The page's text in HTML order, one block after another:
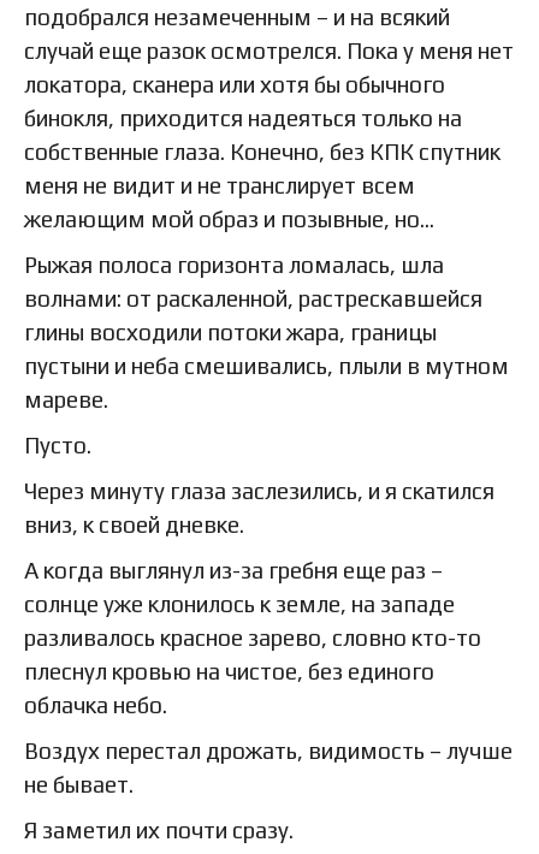
подобрался незамеченным – и на всякий
случай еще разок осмотрелся. Пока у меня нет
локатора, сканера или хотя бы обычного
бинокля, приходится надеяться только на
собственные глаза. Конечно, без КПК спутник
меня не видит и не транслирует всем
желающим мой образ и позывные, но…
Рыжая полоса горизонта ломалась, шла
волнами: от раскаленной, растрескавшейся
глины восходили потоки жара, границы
пустыни и неба смешивались, плыли в мутном
мареве.
Пусто.
Через минуту глаза заслезились, и я скатился
вниз, к своей дневке.
А когда выглянул из-за гребня еще раз –
солнце уже клонилось к земле, на западе
разливалось красное зарево, словно кто-то
плеснул кровью на чистое, без единого
облачка небо.
Воздух перестал дрожать, видимость – лучше
не бывает.
Я заметил их почти сразу.